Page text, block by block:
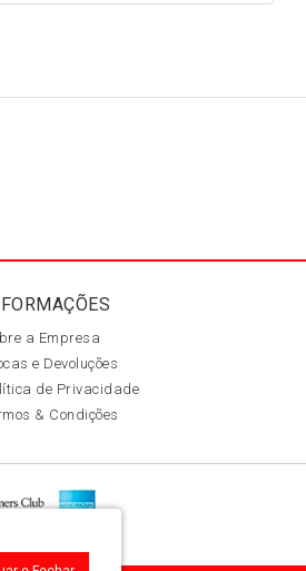
a Empresa
e Devoluções
de Privacidade
& Condições